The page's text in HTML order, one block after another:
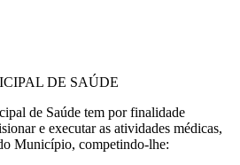
DE SAÚDE
de Saúde tem por finalidade
e executar as atividades médicas,
Município, competindo-lhe: